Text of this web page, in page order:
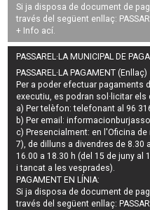
Si ja disposa de document de
través del següent enllaç:
+ Info ací.
PASSAREL·LA MUNICIPAL DE
PASSAREL·LA PAGAMENT (Enllaç)
Per a poder efectuar pagaments
executiu, es podran sol·licitar
a) Per telèfon: telefonant al 96
b) Per email:
c) Presencialment: en l'Oficina
7), de dilluns a divendres de 8.30
16.00 a 18.30 h (del 15 de juny al
i tancat a les vesprades).
PAGAMENT EN LÍNIA:
Si ja disposa de document de
través del següent enllaç: